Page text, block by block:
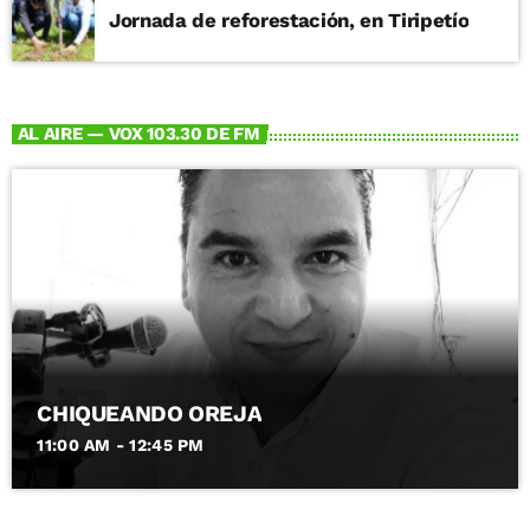
Jornada de reforestación, en Tiripetío
AL AIRE — VOX 103.30 DE FM
CHIQUEANDO OREJA
11:00 AM - 12:45 PM